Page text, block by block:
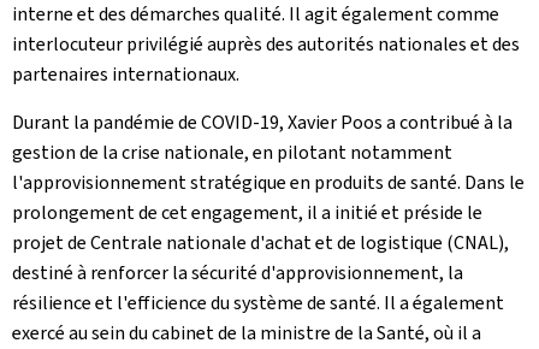
interne et des démarches qualité. Il agit également comme
interlocuteur privilégié auprès des autorités nationales et des
partenaires internationaux.
Durant la pandémie de COVID-19, Xavier Poos a contribué à la
gestion de la crise nationale, en pilotant notamment
l'approvisionnement stratégique en produits de santé. Dans le
prolongement de cet engagement, il a initié et préside le
projet de Centrale nationale d'achat et de logistique (CNAL),
destiné à renforcer la sécurité d'approvisionnement, la
résilience et l'efficience du système de santé. Il a également
exercé au sein du cabinet de la ministre de la Santé, où il a